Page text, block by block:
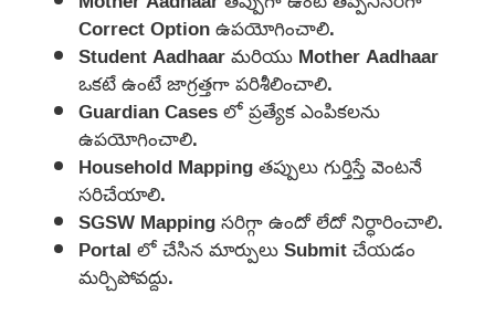
Correct Option ఉపయోగించాలి.
Student Aadhaar మరియు Mother Aadhaar
ఒకటే ఉంటే జాగ్రత్తగా పరిశీలించాలి.
Guardian Cases లో ప్రత్యేక ఎంపికలను
ఉపయోగించాలి.
Household Mapping తప్పులు గుర్తిస్తే వెంటనే
సరిచేయాలి.
SGSW Mapping సరిగ్గా ఉందో లేదో నిర్ధారించాలి.
Portal లో చేసిన మార్పులు Submit చేయడం
మర్చిపోవద్దు.